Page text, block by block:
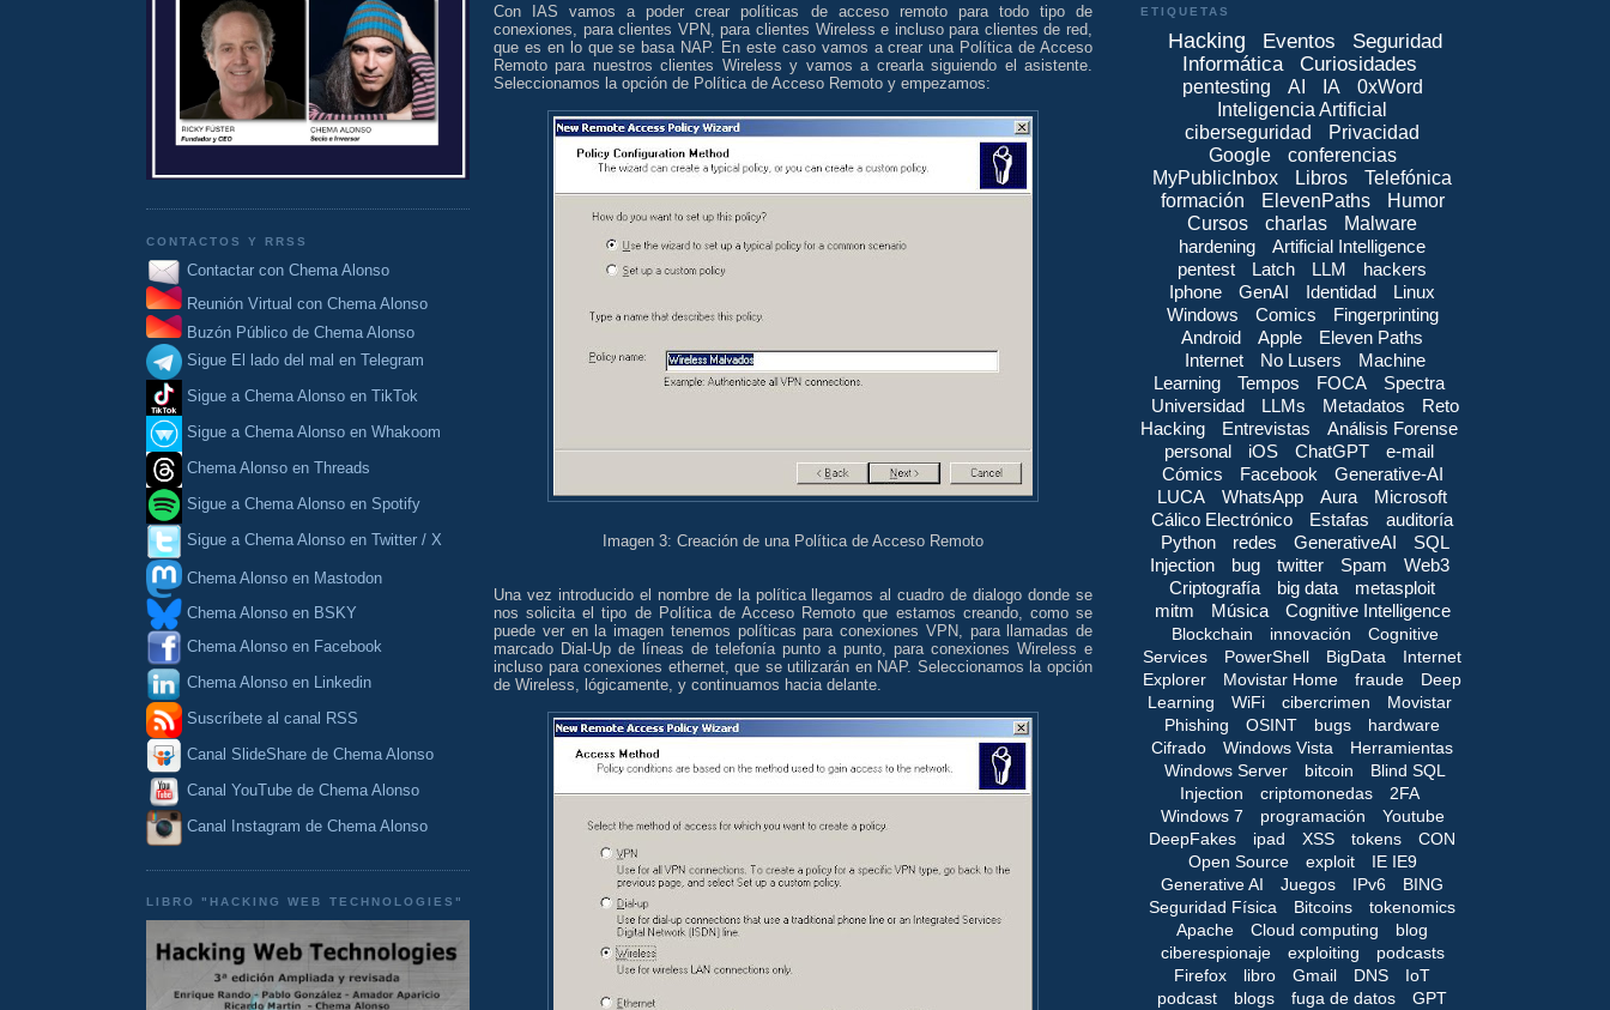
CONTACTOS Y RRSS
Contactar con Chema Alonso
Reunión Virtual con Chema Alonso
Buzón Público de Chema Alonso
Sigue El lado del mal en Telegram
Sigue a Chema Alonso en TikTok
Sigue a Chema Alonso en Whakoom
Chema Alonso en Threads
Sigue a Chema Alonso en Spotify
Sigue a Chema Alonso en Twitter / X
Chema Alonso en Mastodon
Chema Alonso en BSKY
Chema Alonso en Facebook
Chema Alonso en Linkedin
Suscríbete al canal RSS
Canal SlideShare de Chema Alonso
Canal YouTube de Chema Alonso
Canal Instagram de Chema Alonso
LIBRO "HACKING WEB TECHNOLOGIES"
Con IAS vamos a poder crear políticas de acceso remoto para todo tipo de
conexiones, para clientes VPN, para clientes Wireless e incluso para clientes de red,
que es en lo que se basa NAP. En este caso vamos a crear una Política de Acceso
Remoto para nuestros clientes Wireless y vamos a crearla siguiendo el asistente.
Seleccionamos la opción de Política de Acceso Remoto y empezamos:
Imagen 3: Creación de una Política de Acceso Remoto
Una vez introducido el nombre de la política llegamos al cuadro de dialogo donde se
nos solicita el tipo de Política de Acceso Remoto que estamos creando, como se
puede ver en la imagen tenemos políticas para conexiones VPN, para llamadas de
marcado Dial-Up de líneas de telefonía punto a punto, para conexiones Wireless e
incluso para conexiones ethernet, que se utilizarán en NAP. Seleccionamos la opción
de Wireless, lógicamente, y continuamos hacia delante.
ETIQUETAS
Hacking Eventos
Seguridad
Informática
Curiosidades
pentesting AI IA
0xWord
Inteligencia Artificial
ciberseguridad
Privacidad
Google
conferencias
MyPublicInbox
Libros
Telefónica
formación
ElevenPaths
Humor
Cursos
charlas
Malware
hardening
Artificial Intelligence
pentest
Latch LLM
hackers
Iphone
GenAI Identidad
Linux
Windows
Comics
Fingerprinting
Android
Apple
Eleven Paths
Internet
No Lusers
Machine
Learning
Tempos FOCA
Spectra
Universidad
LLMs Metadatos
Reto
Hacking
Entrevistas
Análisis Forense
personal
iOS ChatGPT
e-mail
Cómics
Facebook
Generative-AI
LUCA
WhatsApp Aura
Microsoft
Cálico Electrónico
Estafas
auditoría
Python
redes GenerativeAI
SQL
Injection
bug twitter Spam
Web3
Criptografía
big data
metasploit
mitm
Música Cognitive Intelligence
Blockchain innovación
Cognitive
Services
PowerShell BigData
Internet
Explorer
Movistar Home fraude
Deep
Learning
WiFi cibercrimen
Movistar
Phishing
OSINT bugs
hardware
Cifrado
Windows Vista
Herramientas
Windows Server
bitcoin
Blind SQL
Injection
criptomonedas
2FA
Windows 7
programación
Youtube
DeepFakes
ipad XSS tokens
CON
Open Source
exploit
IE IE9
Generative AI
Juegos IPv6
BING
Seguridad Física
Bitcoins
tokenomics
Apache
Cloud computing
blog
ciberespionaje
exploiting
podcasts
Firefox
libro Gmail DNS
IoT
podcast
blogs fuga de datos
GPT